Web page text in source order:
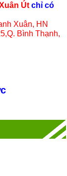
Útchỉ có
Xuân, HN
Bình Thạnh,